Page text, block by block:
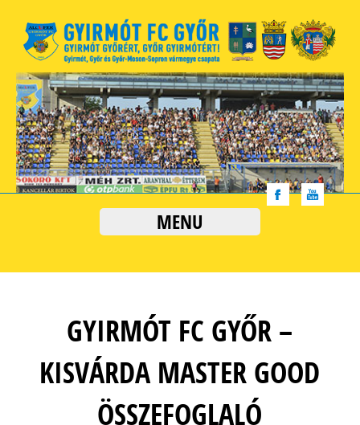
MENU
GYIRMÓT FC GYŐR –
KISVÁRDA MASTER GOOD
ÖSSZEFOGLALÓ